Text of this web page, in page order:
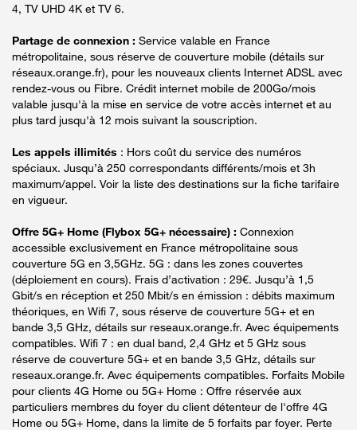
4, TV UHD 4K et TV 6.
Partage de connexion : Service valable en France
métropolitaine, sous réserve de couverture mobile (détails sur
réseaux.orange.fr), pour les nouveaux clients Internet ADSL avec
rendez-vous ou Fibre. Crédit internet mobile de 200Go/mois
valable jusqu'à la mise en service de votre accès internet et au
plus tard jusqu'à 12 mois suivant la souscription.
Les appels illimités : Hors coût du service des numéros
spéciaux. Jusqu’à 250 correspondants différents/mois et 3h
maximum/appel. Voir la liste des destinations sur la fiche tarifaire
en vigueur.
Offre 5G+ Home (Flybox 5G+ nécessaire) : Connexion
accessible exclusivement en France métropolitaine sous
couverture 5G en 3,5GHz. 5G : dans les zones couvertes
(déploiement en cours). Frais d’activation : 29€. Jusqu’à 1,5
Gbit/s en réception et 250 Mbit/s en émission : débits maximum
théoriques, en Wifi 7, sous réserve de couverture 5G+ et en
bande 3,5 GHz, détails sur reseaux.orange.fr. Avec équipements
compatibles. Wifi 7 : en dual band, 2,4 GHz et 5 GHz sous
réserve de couverture 5G+ et en bande 3,5 GHz, détails sur
reseaux.orange.fr. Avec équipements compatibles. Forfaits Mobile
pour clients 4G Home ou 5G+ Home : Offre réservée aux
particuliers membres du foyer du client détenteur de l'offre 4G
Home ou 5G+ Home, dans la limite de 5 forfaits par foyer. Perte